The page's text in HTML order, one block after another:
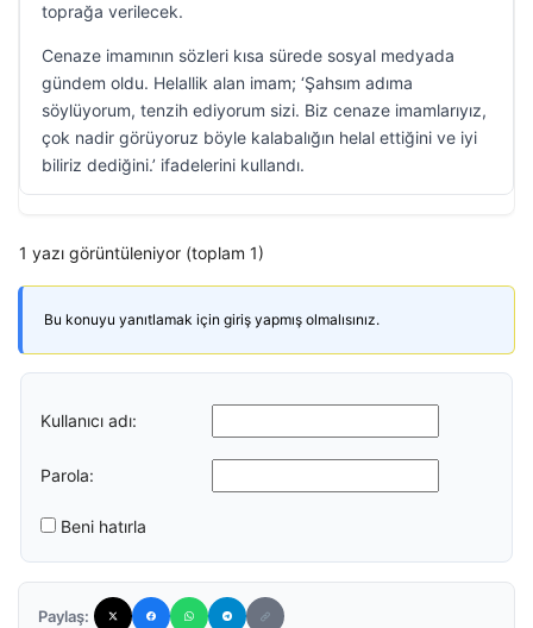
toprağa verilecek.
Cenaze imamının sözleri kısa sürede sosyal medyada
gündem oldu. Helallik alan imam; ‘Şahsım adıma
söylüyorum, tenzih ediyorum sizi. Biz cenaze imamlarıyız,
çok nadir görüyoruz böyle kalabalığın helal ettiğini ve iyi
biliriz dediğini.’ ifadelerini kullandı.
1 yazı görüntüleniyor (toplam 1)
Bu konuyu yanıtlamak için giriş yapmış olmalısınız.
Kullanıcı adı:
Parola:
Beni hatırla
Paylaş: